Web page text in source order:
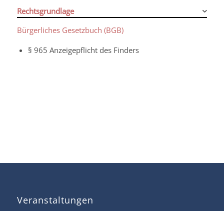
Rechtsgrundlage
Bürgerliches Gesetzbuch (BGB)
§ 965 Anzeigepflicht des Finders
Veranstaltungen